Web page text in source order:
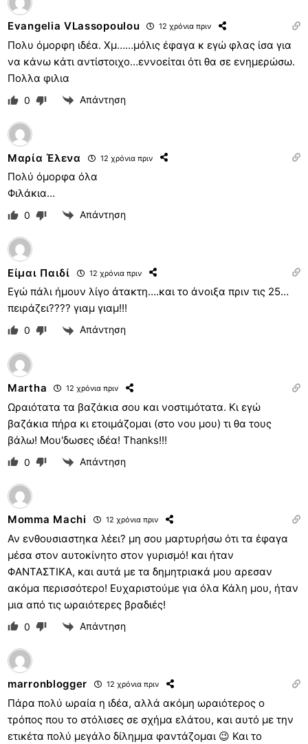
Evangelia VLassopoulou 12 χρόνια πριν
Πολυ όμορφη ιδέα. Χμ……μόλις έφαγα κ εγώ φλας ίσα για
να κάνω κάτι αντίστοιχο…εννοείται ότι θα σε ενημερώσω.
Πολλα φιλια
0 Απάντηση
Μαρία Έλενα 12 χρόνια πριν
Πολύ όμορφα όλα
Φιλάκια…
0 Απάντηση
Είμαι Παιδί 12 χρόνια πριν
Εγώ πάλι ήμουν λίγο άτακτη….και το άνοιξα πριν τις 25…
πειράζει???? γιαμ γιαμ!!!
0 Απάντηση
Martha 12 χρόνια πριν
Ωραιότατα τα βαζάκια σου και νοστιμότατα. Κι εγώ
βαζάκια πήρα κι ετοιμάζομαι (στο νου μου) τι θα τους
βάλω! Μου'δωσες ιδέα! Thanks!!!
0 Απάντηση
Momma Machi 12 χρόνια πριν
Αν ενθουσιαστηκα λέει? μη σου μαρτυρήσω ότι τα έφαγα
μέσα στον αυτοκίνητο στον γυρισμό! και ήταν
ΦΑΝΤΑΣΤΙΚΑ, και αυτά με τα δημητριακά μου αρεσαν
ακόμα περισσότερο! Ευχαριστούμε για όλα Κάλη μου, ήταν
μια από τις ωραιότερες βραδιές!
0 Απάντηση
marronblogger 12 χρόνια πριν
Πάρα πολύ ωραία η ιδέα, αλλά ακόμη ωραιότερος ο
τρόπος που το στόλισες σε σχήμα ελάτου, και αυτό με την
ετικέτα πολύ μεγάλο δίλημμα φαντάζομαι 😉 Και το